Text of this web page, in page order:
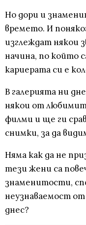
Но дори и
времето. И
изглеждат някои
начина, по който
кариерата си е
В галерията ни
някои от
филми и ще ги
снимки, за да
Няма как да не
тези жени са
знаменитости,
неузнаваемост
днес?